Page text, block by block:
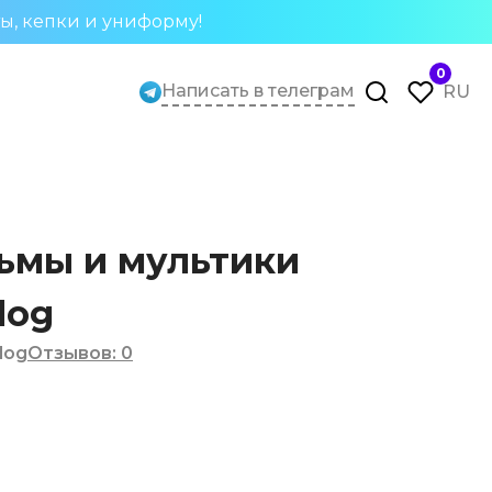
кепки и униформу!
Написать в телеграм
0
RU
и мультики
Отзывов: 0